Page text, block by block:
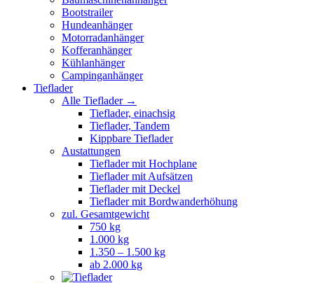
Bootstrailer
Hundeanhänger
Motorradanhänger
Kofferanhänger
Kühlanhänger
Campinganhänger
Tieflader
Alle Tieflader →
Tieflader, einachsig
Tieflader, Tandem
Kippbare Tieflader
Austattungen
Tieflader mit Hochplane
Tieflader mit Aufsätzen
Tieflader mit Deckel
Tieflader mit Bordwanderhöhung
zul. Gesamtgewicht
750 kg
1.000 kg
1.350 – 1.500 kg
ab 2.000 kg